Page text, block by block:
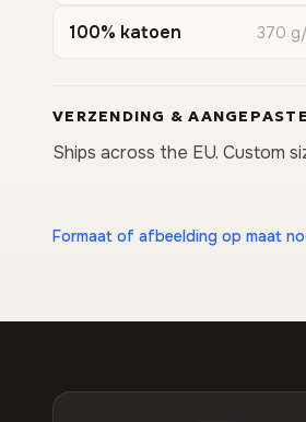
100% katoen 370 g/
VERZENDING &
Ships across the EU. Custom
Formaat of afbeelding op maat